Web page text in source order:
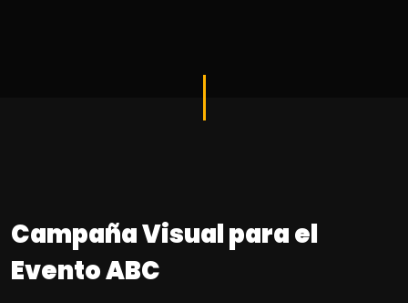
Campaña Visual para el
Evento ABC